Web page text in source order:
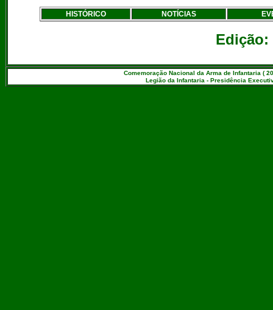
HISTÓRICO NOTÍCIAS
Edição:
Comemoração Nacional da Arma de Infantaria (
Legião da Infantaria - Presidência